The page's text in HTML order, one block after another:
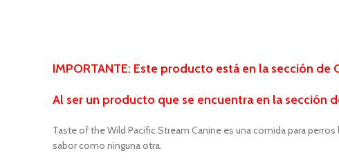
IMPORTANTE: Este producto está en la sección
Al ser un producto que se encuentra en la sección
Taste of the Wild Pacific Stream Canine es una comida para perros
sabor como ninguna otra.